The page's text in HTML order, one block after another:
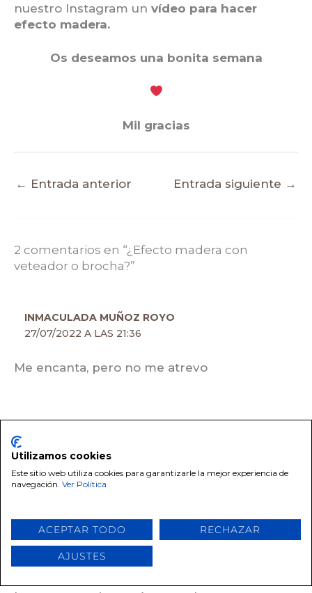
nuestro Instagram un vídeo para hacer
efecto madera.
Os deseamos una bonita semana
Mil gracias
← Entrada anterior Entrada siguiente →
2 comentarios en “¿Efecto madera con
veteador o brocha?”
INMACULADA MUÑOZ ROYO
27/07/2022 A LAS 21:36
Me encanta, pero no me atrevo
Hola Inmaculada, es muy sencillo te lo
aseguro. Puedes probar con una superficie
formas nosotras te ayudamos con cualquier
duda que tengas. Feliz día.
Utilizamos cookies
Este sitio web utiliza cookies para garantizarle la mejor experiencia de
navegación. Ver Política
ACEPTAR TODO RECHAZAR
AJUSTES